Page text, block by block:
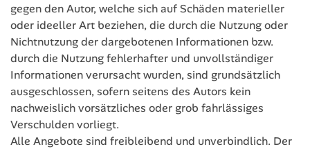
gegen den Autor, welche sich auf Schäden materieller
oder ideeller Art beziehen, die durch die Nutzung oder
Nichtnutzung der dargebotenen Informationen bzw.
durch die Nutzung fehlerhafter und unvollständiger
Informationen verursacht wurden, sind grundsätzlich
ausgeschlossen, sofern seitens des Autors kein
nachweislich vorsätzliches oder grob fahrlässiges
Verschulden vorliegt.
Alle Angebote sind freibleibend und unverbindlich. Der